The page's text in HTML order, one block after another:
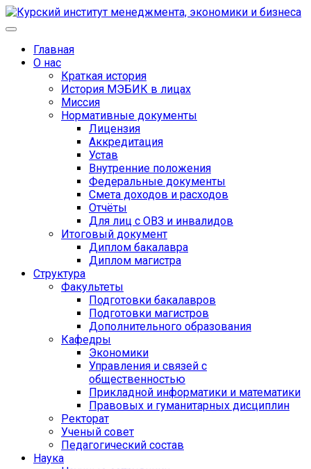
Главная
О нас
Краткая история
История МЭБИК в лицах
Миссия
Нормативные документы
Лицензия
Аккредитация
Устав
Внутренние положения
Федеральные документы
Смета доходов и расходов
Отчёты
Для лиц с ОВЗ и инвалидов
Итоговый документ
Диплом бакалавра
Диплом магистра
Структура
Факультеты
Подготовки бакалавров
Подготовки магистров
Дополнительного образования
Кафедры
Экономики
Управления и связей с
общественностью
Прикладной информатики и математики
Правовых и гуманитарных дисциплин
Ректорат
Ученый совет
Педагогический состав
Наука